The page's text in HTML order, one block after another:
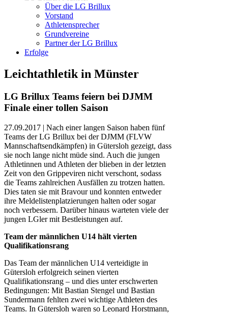
Über die LG Brillux
Vorstand
Athletensprecher
Grundvereine
Partner der LG Brillux
Erfolge
Leichtathletik in Münster
LG Brillux Teams feiern bei DJMM
Finale einer tollen Saison
27.09.2017 | Nach einer langen Saison haben fünf
Teams der LG Brillux bei der DJMM (FLVW
Mannschaftsendkämpfen) in Gütersloh gezeigt, dass
sie noch lange nicht müde sind. Auch die jungen
Athletinnen und Athleten der blieben in der letzten
Zeit von den Grippeviren nicht verschont, sodass
die Teams zahlreichen Ausfällen zu trotzen hatten.
Dies taten sie mit Bravour und konnten entweder
ihre Meldelistenplatzierungen halten oder sogar
noch verbessern. Darüber hinaus warteten viele der
jungen LGler mit Bestleistungen auf.
Team der männlichen U14 hält vierten
Qualifikationsrang
Das Team der männlichen U14 verteidigte in
Gütersloh erfolgreich seinen vierten
Qualifikationsrang – und dies unter erschwerten
Bedingungen: Mit Bastian Stengel und Bastian
Sundermann fehlten zwei wichtige Athleten des
Teams. In Gütersloh waren so Leonard Horstmann,